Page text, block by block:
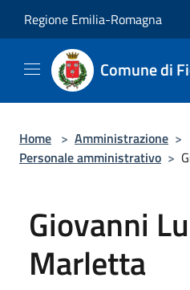
Regione Emilia-Romagna
Comune di
Home > Amministrazione >
Personale amministrativo >
Giovanni
Marletta